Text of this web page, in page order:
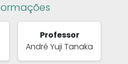
Professor
André Yuji Tanaka